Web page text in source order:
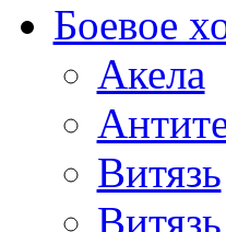
Боевое
Акела
Витязь